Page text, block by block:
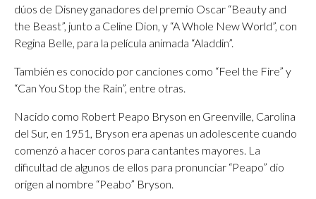
dúos de Disney ganadores del premio Oscar “Beauty and
the Beast”, junto a Celine Dion, y “A Whole New World”, con
Regina Belle, para la película animada “Aladdin”.
También es conocido por canciones como “Feel the Fire” y
“Can You Stop the Rain”, entre otras.
Nacido como Robert Peapo Bryson en Greenville, Carolina
del Sur, en 1951, Bryson era apenas un adolescente cuando
comenzó a hacer coros para cantantes mayores. La
dificultad de algunos de ellos para pronunciar “Peapo” dio
origen al nombre “Peabo” Bryson.